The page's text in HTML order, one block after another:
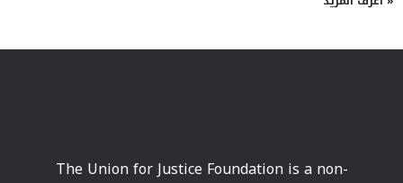
The Union for Justice Foundation is a non-